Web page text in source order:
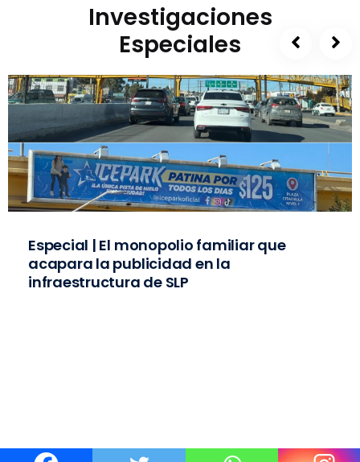
Investigaciones
Especiales
Especial | El monopolio familiar que
acapara la publicidad en la
infraestructura de SLP